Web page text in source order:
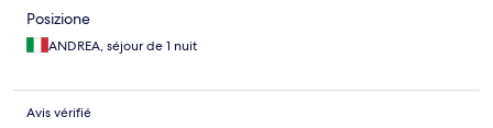
Posizione
ANDREA, séjour de 1 nuit
Avis vérifié